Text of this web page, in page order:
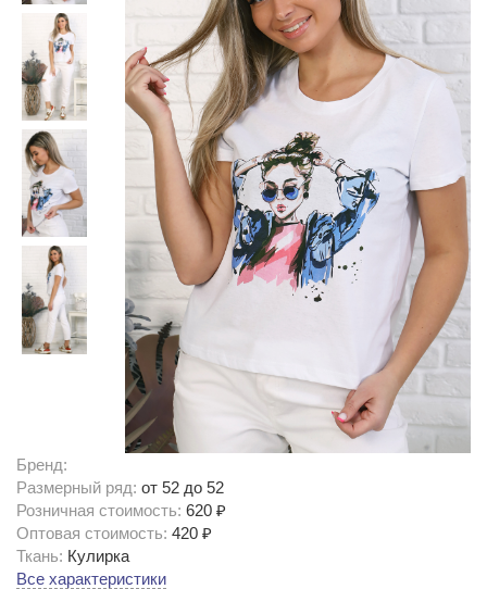
Бренд:
Размерный ряд: от 52 до 52
Розничная стоимость: 620 ₽
Оптовая стоимость: 420 ₽
Ткань: Кулирка
Все характеристики